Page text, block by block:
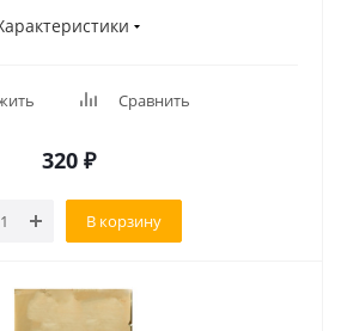
Сравнить
320 ₽
В корзину